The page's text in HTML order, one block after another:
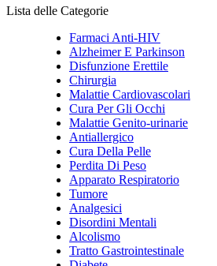
Lista delle Categorie
Farmaci Anti-HIV
Alzheimer E Parkinson
Disfunzione Erettile
Chirurgia
Malattie Cardiovascolari
Cura Per Gli Occhi
Malattie Genito-urinarie
Antiallergico
Cura Della Pelle
Perdita Di Peso
Apparato Respiratorio
Tumore
Analgesici
Disordini Mentali
Alcolismo
Tratto Gastrointestinale